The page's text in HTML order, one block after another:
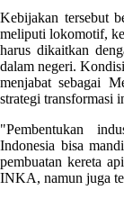
Kebijakan tersebut
meliputi lokomotif,
harus dikaitkan
dalam negeri.
menjabat sebagai
strategi transformasi
"Pembentukan
Indonesia bisa
pembuatan kereta
INKA, namun juga